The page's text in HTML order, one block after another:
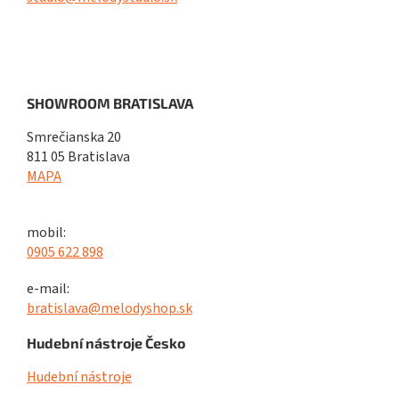
SHOWROOM BRATISLAVA
Smrečianska 20
811 05 Bratislava
MAPA
mobil:
0905 622 898
e-mail:
bratislava@melodyshop.sk
Hudební nástroje Česko
Hudební nástroje